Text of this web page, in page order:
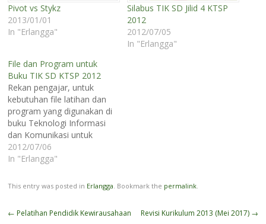
Pivot vs Stykz
2013/01/01
In "Erlangga"
Silabus TIK SD Jilid 4 KTSP
2012
2012/07/05
In "Erlangga"
File dan Program untuk
Buku TIK SD KTSP 2012
Rekan pengajar, untuk
kebutuhan file latihan dan
program yang digunakan di
buku Teknologi Informasi
dan Komunikasi untuk
Sekolah Dasar, tahun terbit
2012 dari Penerbit Erlangga
Silakan lihat menu "File dan
Program Buku TIK SD
File dan program akan saya
2012/07/06
In "Erlangga"
This entry was posted in Erlangga . Bookmark the permalink.
Post
← Pelatihan Pendidik Kewirausahaan Revisi Kurikulum 2013 (Mei 2017) →